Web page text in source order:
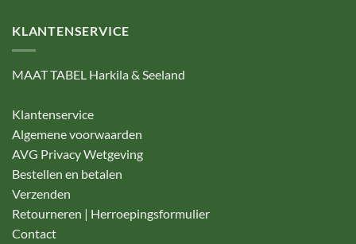
KLANTENSERVICE
MAAT TABEL Harkila & Seeland
Klantenservice
Algemene voorwaarden
AVG Privacy Wetgeving
Bestellen en betalen
Verzenden
Retourneren | Herroepingsformulier
Contact